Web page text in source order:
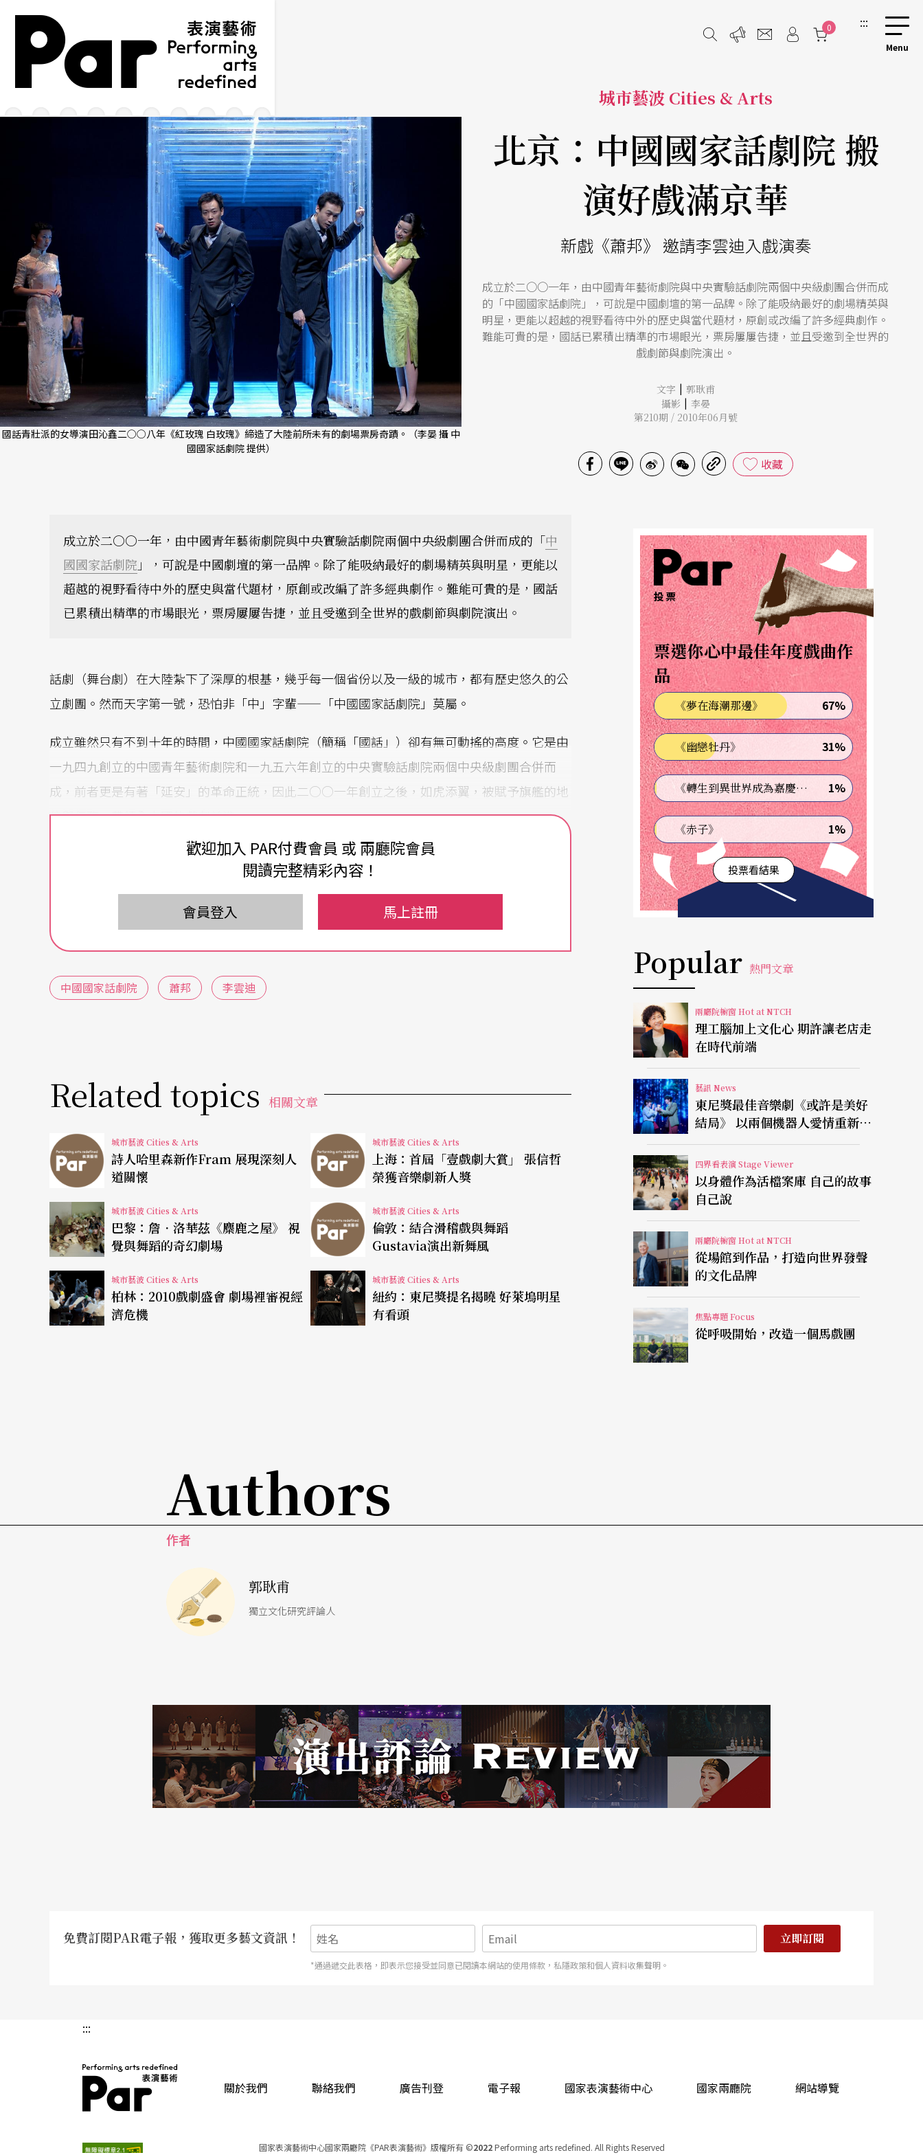
跳到主要內容區塊
網站導覽
0 :::
國話青壯派的女導演田沁鑫二○○八年《紅玫瑰 白玫瑰》締造了大陸前所未有的劇場票房奇蹟。（李晏 攝 中
國國家話劇院 提供）
城市藝波 Cities & Arts
北京：中國國家話劇院 搬
演好戲滿京華
新戲《蕭邦》 邀請李雲迪入戲演奏
成立於二○○一年，由中國青年藝術劇院與中央實驗話劇院兩個中央級劇團合併而成
的「中國國家話劇院」，可說是中國劇壇的第一品牌。除了能吸納最好的劇場精英與
明星，更能以超越的視野看待中外的歷史與當代題材，原創或改編了許多經典劇作。
難能可貴的是，國話已累積出精準的市場眼光，票房屢屢告捷，並且受邀到全世界的
戲劇節與劇院演出。
文字 | 郭耿甫
攝影 | 李晏
第210期 / 2010年06月號
收藏
成立於二○○一年，由中國青年藝術劇院與中央實驗話劇院兩個中央級劇團合併而成的「中
國國家話劇院 」，可說是中國劇壇的第一品牌。除了能吸納最好的劇場精英與明星，更能以
超越的視野看待中外的歷史與當代題材，原創或改編了許多經典劇作。難能可貴的是，國話
已累積出精準的市場眼光，票房屢屢告捷，並且受邀到全世界的戲劇節與劇院演出。
話劇（舞台劇）在大陸紮下了深厚的根基，幾乎每一個省份以及一級的城市，都有歷史悠久的公
立劇團。然而天字第一號，恐怕非「中」字輩——「中國國家話劇院」莫屬。
成立雖然只有不到十年的時間，中國國家話劇院（簡稱「國話」）卻有無可動搖的高度。它是由
一九四九創立的中國青年藝術劇院和一九五六年創立的中央實驗話劇院兩個中央級劇團合併而
成，前者更是有著「延安」的革命正統，因此二○○一年創立之後，如虎添翼，被賦予旗艦的地
位與任務，帶領全中國的戲劇前進。
中央級話劇旗艦 頂尖戲劇人才製造機
有著中央的全力支持，國話總能吸納最好的精英，以超然與超越的視野，看待中國與世界的歷史
與當代題材，原創或改編了難以數計的經典劇作，也同時孕育了傑出的編導人才。當中最突出是
身兼副院長的王曉鷹與查明哲兩位導演坐鎮掌舵，青壯派的女導演田沁鑫也早已引領風騷，二○
寫實風格，更成為「先鋒戲劇」的代名詞。而最難能可貴的是，國話已累積出精準的市場眼光，
域發光發熱，為台灣觀眾熟悉的包含：張豐毅、李雪健、陳紅、章子怡、劉燁、孫洪雷、李冰
冰、袁泉、佟大為…等等，都是這個大家庭的一員，即便成名，也不願喪失這張「身分證」。
李雲迪 參與音樂話劇 《蕭邦
呼應蕭邦誕辰兩百周年，國話對這位大師的不朽的生命與藝術，感到書寫蕭邦的熱情。新戲《蕭
邦》打造了一個空前也許絕後的製作演出陣容，由身兼國話副院長的王曉鷹導演領軍，與編劇馮
大慶繼經典《失明的城市》後，以蕭邦與喬治桑的傳奇戀曲為主要軸線，要攜手再創的高峰之
作，由中青代傑出演員于洋、江佳奇、王衛國、田雨等等…擔綱演出，將於六月九日首演。王曉
鷹導演已成為中國現代戲劇的靈魂人物，為國話打造了許多傳奇，《失明的城市》、《哥本哈
根》、《霸王歌行》…無論是在戲劇本體或表現形式，以及最後傳遞到觀眾身上的衝擊與震撼，
都開創新局。
兩位輪番上陣的演奏家當中，一位來自波蘭，而另一位將要壓軸的是剛剛才又風靡台灣，並將獲
波蘭文化部授予「凱萊阿蒂斯」文化勳章的李雲迪，因此獲得廣大的注目。
二○一○下半年，國話將首度來台，導演田沁鑫將領軍於台北國父紀念館「首演」新作《四世同
易卜生與、莎士比亞的主題之後，跳脫戲劇大師系列的思考，將眼光放到當代亞洲：「華彩亞細
亞」將於秋天在北京登場。
國家最高級劇團始終是演出流浪兒的尷尬，同時也給劇團更長遠更專業的製作基地，並將成為世
界戲劇藝術的展示之窗。
歡迎加入 PAR付費會員 或 兩廳院會員
閱讀完整精彩內容！
會員登入 馬上註冊
中國國家話劇院 蕭邦 李雲迪
Related topics 相關文章
城市藝波 Cities & Arts
詩人哈里森新作Fram 展現深刻人
道關懷
城市藝波 Cities & Arts
上海：首屆「壹戲劇大賞」 張信哲
榮獲音樂劇新人獎
城市藝波 Cities & Arts
巴黎：詹．洛華茲《麋鹿之屋》 視
覺與舞蹈的奇幻劇場
城市藝波 Cities & Arts
倫敦：結合滑稽戲與舞蹈
Gustavia演出新舞風
城市藝波 Cities & Arts
柏林：2010戲劇盛會 劇場裡審視經
濟危機
城市藝波 Cities & Arts
紐約：東尼獎提名揭曉 好萊塢明星
有看頭
投票
票選你心中最佳年度戲曲作
品
《夢在海潮那邊》 67%
《幽戀牡丹》 31%
《轉生到異世界成為嘉慶君—發現我的祖先是詐騙集團!?》 1%
《赤子》 1%
投票看結果
Popular 熱門文章
兩廳院櫥窗 Hot at NTCH
理工腦加上文化心 期許讓老店走
在時代前端
藝訊 News
東尼獎最佳音樂劇《或許是美好
結局》 以兩個機器人愛情重新凝
視有限人生
四界看表演 Stage Viewer
以身體作為活檔案庫 自己的故事
自己說
兩廳院櫥窗 Hot at NTCH
從場館到作品，打造向世界發聲
的文化品牌
焦點專題 Focus
從呼吸開始，改造一個馬戲團
Authors
作者
郭耿甫
獨立文化研究評論人
免費訂閱PAR電子報，獲取更多藝文資訊！ 立即訂閱
*通過遞交此表格，即表示您接受並同意已閱讀本網站的使用條款，私隱政策和個人資料收集聲明。
:::
關於我們 聯絡我們 廣告刊登 電子報 國家表演藝術中心 國家兩廳院 網站導覽
國家表演藝術中心國家兩廳院《PAR表演藝術》版權所有©2022Performing arts redefined. All Rights Reserved